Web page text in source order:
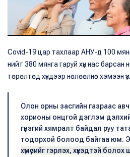
Covid-19 цар тахлаар АНУ-д 100
нийт 380 мянга гаруй хүн нас барсан
төрөлтөд хүндээр нөлөөлнө хэмээн
Олон орны засгийн газраас авч
хорионы онцгой дэглэм
гүнзгий хямралт байдал руу
тодорхой болоод байгаа юм.
хүмүүсийг гэрлэх, хүүхэдтэй